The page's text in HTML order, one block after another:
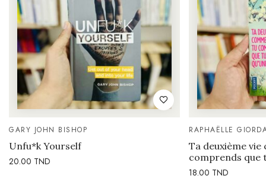
GARY JOHN BISHOP
Unfu*k Yourself
20.00 TND
RAPHAËLLE
Ta deuxième
comprends que
18.00 TND